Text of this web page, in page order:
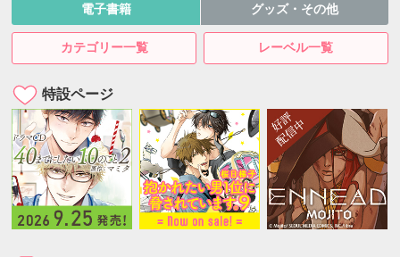
電子書籍 グッズ・その他
カテゴリー一覧 レーベル一覧
特設ページ